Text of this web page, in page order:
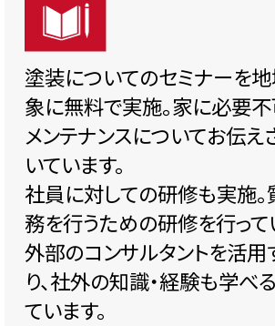
塗装についてのセミナーを
象に無料で実施。家に必要
メンテナンスについてお伝え
いています。
社員に対しての研修も実施
務を行うための研修を行って
外部のコンサルタントを活用
り、社外の知識・経験も学べ
ています。